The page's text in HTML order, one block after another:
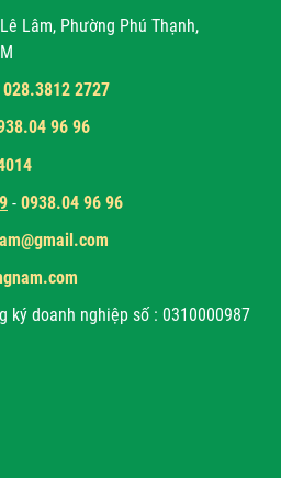
Lâm, Phường Phú Thạnh,
028.3812 2727
96 96
- 0938.04 96 96
ký doanh nghiệp số : 0310000987